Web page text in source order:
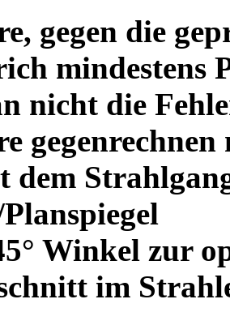
gegen die
mindestens
nicht die
dem
Winkel zur
im